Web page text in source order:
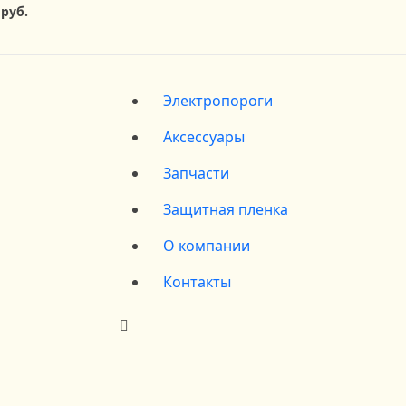
Электропороги
Аксессуары
Запчасти
Защитная пленка
О компании
Контакты